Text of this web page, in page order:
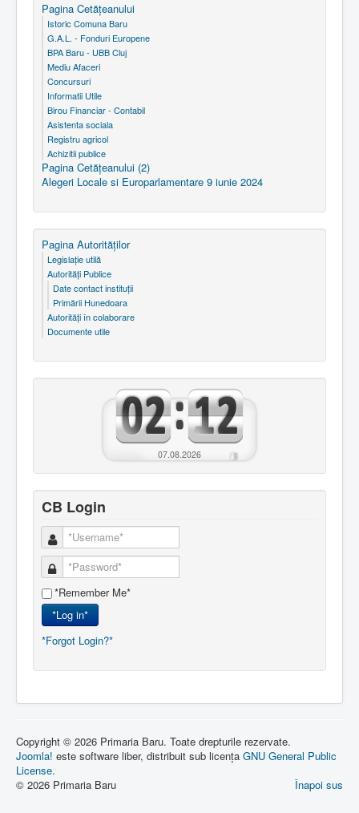
Pagina Cetăţeanului
Istoric Comuna Baru
G.A.L. - Fonduri Europene
BPA Baru - UBB Cluj
Mediu Afaceri
Concursuri
Informatii Utile
Birou Financiar - Contabil
Asistenta sociala
Registru agricol
Achizitii publice
Pagina Cetăţeanului (2)
Alegeri Locale si Europarlamentare 9 iunie 2024
Pagina Autorităţilor
Legislaţie utilă
Autorităţi Publice
Date contact instituţii
Primării Hunedoara
Autorităţi în colaborare
Documente utile
07.08.2026
CB Login
*Remember Me*
*Log in*
*Forgot Login?*
Copyright © 2026 Primaria Baru. Toate drepturile rezervate.
Joomla! este software liber, distribuit sub licența GNU General Public
License.
Înapoi sus
© 2026 Primaria Baru